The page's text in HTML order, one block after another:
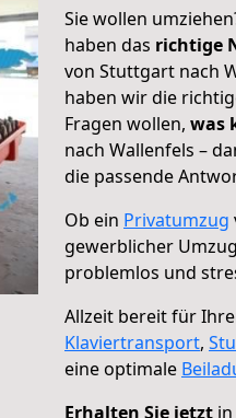
Sie wollen
haben das richtige
von Stuttgart nach
haben wir die
Fragen wollen, was
nach Wallenfels –
die passende
Ob ein Privatumzug
gewerblicher
problemlos und
Allzeit bereit für
Klaviertransport,
eine optimale
Erhalten Sie jetzt